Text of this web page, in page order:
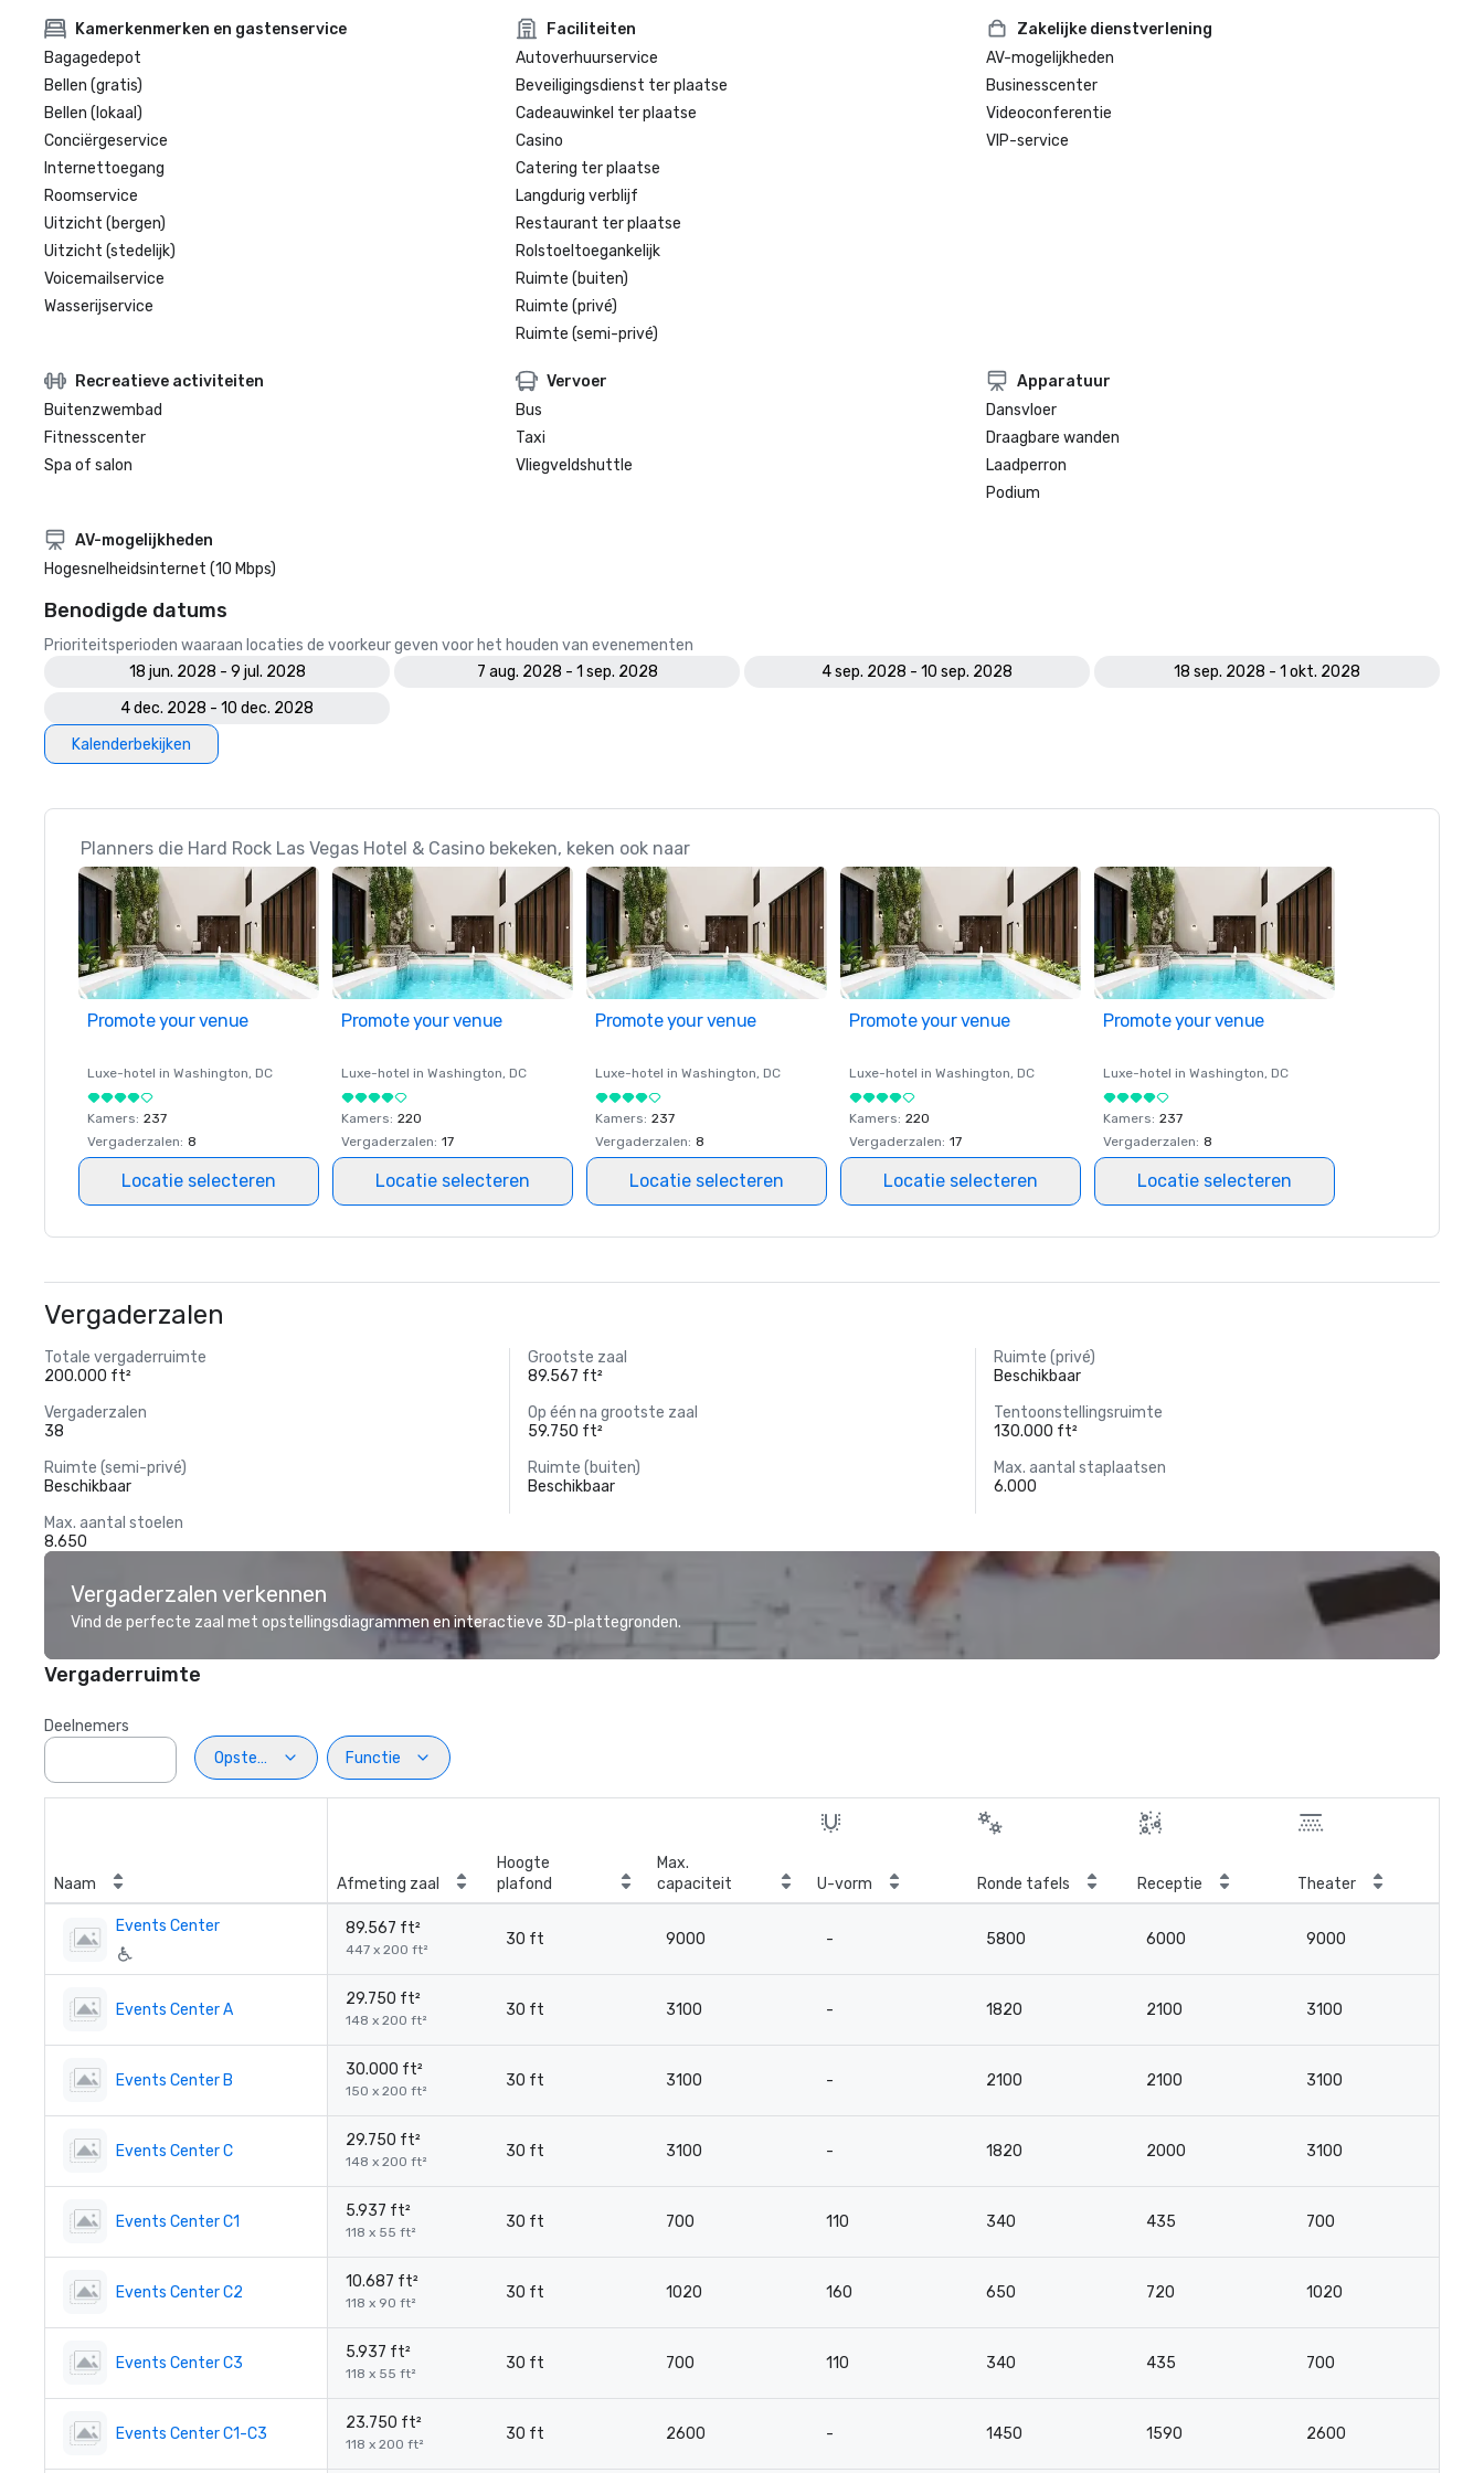
Kamerkenmerken en gastenservice
Bagagedepot
Bellen (gratis)
Bellen (lokaal)
Conciërgeservice
Internettoegang
Roomservice
Uitzicht (bergen)
Uitzicht (stedelijk)
Voicemailservice
Wasserijservice
Faciliteiten
Autoverhuurservice
Beveiligingsdienst ter plaatse
Cadeauwinkel ter plaatse
Casino
Catering ter plaatse
Langdurig verblijf
Restaurant ter plaatse
Rolstoeltoegankelijk
Ruimte (buiten)
Ruimte (privé)
Ruimte (semi-privé)
Zakelijke dienstverlening
AV-mogelijkheden
Businesscenter
Videoconferentie
VIP-service
Recreatieve activiteiten
Buitenzwembad
Fitnesscenter
Spa of salon
Vervoer
Bus
Taxi
Vliegveldshuttle
Apparatuur
Dansvloer
Draagbare wanden
Laadperron
Podium
AV-mogelijkheden
Hogesnelheidsinternet (10 Mbps)
Benodigde datums
Prioriteitsperioden waaraan locaties de voorkeur geven voor het houden van evenementen
18 jun. 2028 - 9 jul. 2028
7 aug. 2028 - 1 sep. 2028 4 sep. 2028 - 10 sep. 2028
18 sep. 2028 - 1 okt. 2028
4 dec. 2028 - 10 dec. 2028
Kalenderbekijken
Planners die Hard Rock Las Vegas Hotel & Casino bekeken, keken ook naar
Promote your venue
Luxe-hotel in Washington, DC
Kamers: 237
Vergaderzalen: 8
Locatie selecteren
Promote your venue
Luxe-hotel in Washington, DC
Kamers: 220
Vergaderzalen: 17
Locatie selecteren
Promote your venue
Luxe-hotel in Washington, DC
Kamers: 237
Vergaderzalen: 8
Locatie selecteren
Promote your venue
Luxe-hotel in Washington, DC
Kamers: 220
Vergaderzalen: 17
Locatie selecteren
Promote your venue
Luxe-hotel in Washington, DC
Kamers: 237
Vergaderzalen: 8
Locatie selecteren
Vergaderzalen
Totale vergaderruimte
200.000 ft²
Grootste zaal
89.567 ft²
Ruimte (privé)
Beschikbaar
Vergaderzalen
38
Op één na grootste zaal
59.750 ft²
Tentoonstellingsruimte
130.000 ft²
Ruimte (semi-privé)
Beschikbaar
Ruimte (buiten)
Beschikbaar
Max. aantal staplaatsen
6.000
Max. aantal stoelen
8.650
Vergaderzalen verkennen
Vind de perfecte zaal met opstellingsdiagrammen en interactieve 3D-plattegronden.
Vergaderruimte
Deelnemers
Opstelling
Functie
Naam Afmeting zaal
Hoogte
plafond
Max.
capaciteit
U-vorm Ronde tafels Receptie Theater
Events Center 89.567 ft²
447 x 200 ft²
30 ft 9000 - 5800 6000 9000
Events Center A
29.750 ft²
148 x 200 ft²
30 ft 3100 - 1820 2100 3100
Events Center B
30.000 ft²
150 x 200 ft²
30 ft 3100 - 2100 2100 3100
Events Center C
29.750 ft²
148 x 200 ft²
30 ft 3100 - 1820 2000 3100
Events Center C1
5.937 ft²
118 x 55 ft²
30 ft 700 110 340 435 700
Events Center C2
10.687 ft²
118 x 90 ft²
30 ft 1020 160 650 720 1020
Events Center C3
5.937 ft²
118 x 55 ft²
30 ft 700 110 340 435 700
Events Center C1-C3
23.750 ft²
118 x 200 ft²
30 ft 2600 - 1450 1590 2600